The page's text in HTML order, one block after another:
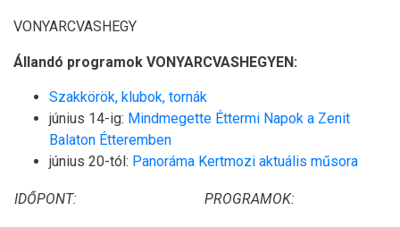
VONYARCVASHEGY
Állandó programok VONYARCVASHEGYEN:
Szakkörök, klubok, tornák
június 14-ig: Mindmegette Éttermi Napok a Zenit
Balaton Étteremben
június 20-tól: Panoráma Kertmozi aktuális műsora
IDŐPONT: PROGRAMOK: